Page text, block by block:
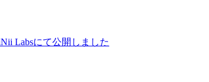
Labsにて公開しました